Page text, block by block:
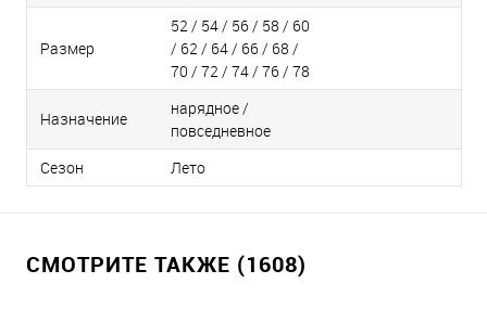
Размер
52 / 54 / 56 / 58 / 60
/ 62 / 64 / 66 / 68 /
70 / 72 / 74 / 76 / 78
Назначение
нарядное /
повседневное
Сезон
Лето
СМОТРИТЕ ТАКЖЕ (1608)